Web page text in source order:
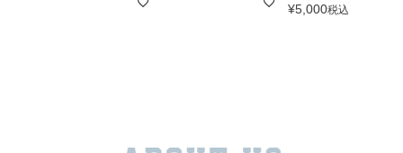
¥5,000税込